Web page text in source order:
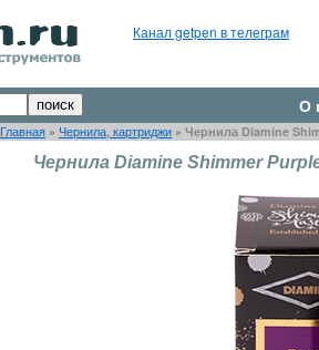
Канал getpen в телеграм
О
Главная » Чернила, картриджи » Чернила Diamine
Чернила Diamine Shimmer